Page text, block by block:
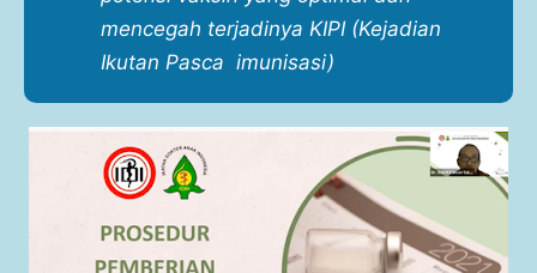
mencegah terjadinya KIPI (Kejadian
Ikutan Pasca imunisasi)